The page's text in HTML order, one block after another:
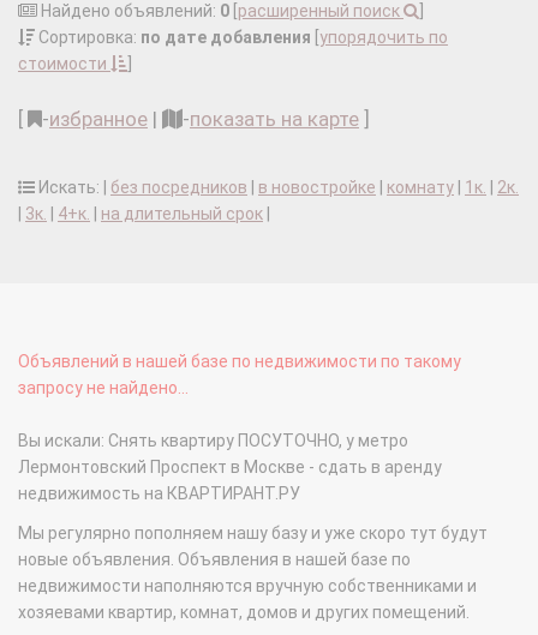
Найдено объявлений: 0 расширенный поиск
Сортировка: по дате добавления упорядочить по
стоимости
-избранное | -показать на карте
Искать: | без посредников в новостройке комнату 1к.
2к.
3к. 4+к. на длительный срок
Объявлений в нашей базе по недвижимости по такому
запросу не найдено...
Вы искали: Снять квартиру ПОСУТОЧНО, у метро
Лермонтовский Проспект в Москве - сдать в аренду
недвижимость на КВАРТИРАНТ.РУ
Мы регулярно пополняем нашу базу и уже скоро тут будут
новые объявления. Объявления в нашей базе по
недвижимости наполняются вручную собственниками и
хозяевами квартир, комнат, домов и других помещений.